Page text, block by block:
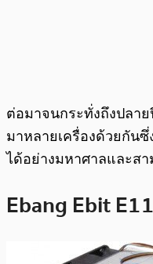
ต่อมาจนกระทั่งถึงปลา
มาหลายเครื่องด้วยกันซึ่
ได้อย่างมหาศาลและส
Ebang Ebit